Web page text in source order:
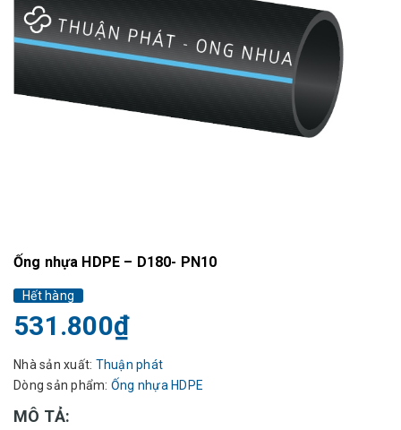
Ống nhựa HDPE – D180- PN10
Hết hàng
531.800₫
Nhà sản xuất: Thuận phát
Dòng sản phẩm: Ống nhựa HDPE
MÔ TẢ: